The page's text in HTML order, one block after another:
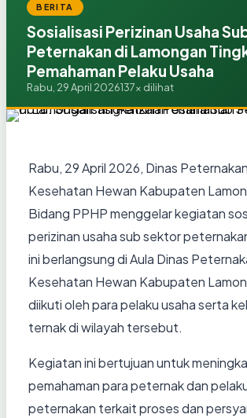
BERITA
Sosialisasi Perizinan Usaha
Peternakan di Lamongan
Pemahaman Pelaku Usaha
Rabu, 29 April 2026137x dilihat
Rabu, 29 April 2026, Dinas
Kesehatan Hewan Kabupaten
Bidang PPHP menggelar kegiatan
perizinan usaha sub sektor
ini berlangsung di Aula Dinas
Kesehatan Hewan Kabupaten
diikuti oleh para pelaku usaha serta
ternak di wilayah tersebut.
Kegiatan ini bertujuan untuk
pemahaman para peternak dan
peternakan terkait proses dan